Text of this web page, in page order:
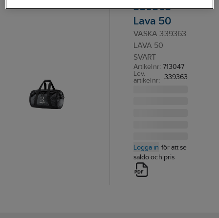
339363
Lava 50
VÄSKA 339363
LAVA 50
SVART
Artikelnr: 713047
Lev.
artikelnr:
339363
Logga in för att se
saldo och pris